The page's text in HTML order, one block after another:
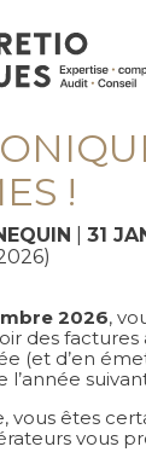
une activité
humaines
documents
!
|31
2026,
des factures
(et d’en
l’année
vous êtes
vous